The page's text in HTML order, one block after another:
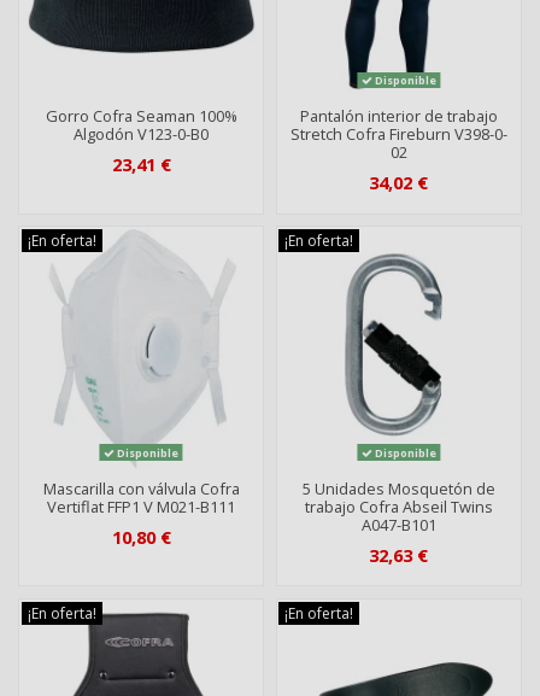
Gorro Cofra Seaman 100%
Algodón V123-0-B0
23,41 €
Disponible
Pantalón interior de trabajo
Stretch Cofra Fireburn V398-0-
02
34,02 €
¡En oferta!
Disponible
Mascarilla con válvula Cofra
Vertiflat FFP1 V M021-B111
10,80 €
¡En oferta!
Disponible
5 Unidades Mosquetón de
trabajo Cofra Abseil Twins
A047-B101
32,63 €
¡En oferta! ¡En oferta!